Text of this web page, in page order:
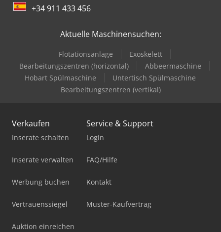
+34 911 433 456
Aktuelle Maschinensuchen:
Flotationsanlage
Exoskelett
Bearbeitungszentren (horizontal)
Abbeermaschine
Hobart Spülmaschine
Untertisch Spülmaschine
Bearbeitungszentren (vertikal)
Verkaufen
Inserate schalten
Inserate verwalten
Werbung buchen
Vertrauenssiegel
Auktion einreichen
Service & Support
Login
FAQ/Hilfe
Kontakt
Muster-Kaufvertrag